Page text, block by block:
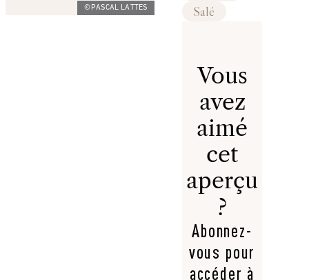
©PASCAL LATTES
Salé
Vous
avez
aimé
cet
aperçu
?
Abonnez-
vous pour
accéder à